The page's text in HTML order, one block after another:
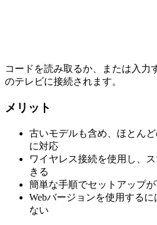
コードを読み取るか、または入力
のテレビに接続されます。
メリット
古いモデルも含め、ほとん
に対応
ワイヤレス接続を使用し、
きる
簡単な手順でセットアップ
Webバージョンを使用する
ない